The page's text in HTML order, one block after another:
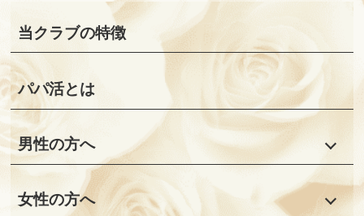
当クラブの特徴
パパ活とは
男性の方へ
女性の方へ